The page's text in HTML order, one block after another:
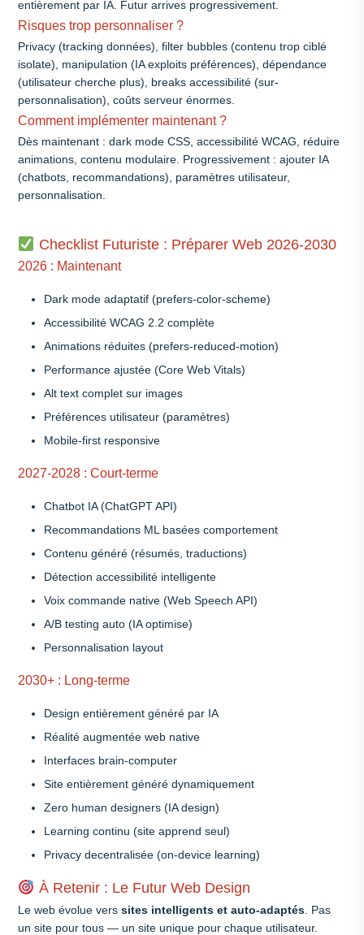
entièrement par IA. Futur arrives progressivement.
Risques trop personnaliser ?
Privacy (tracking données), filter bubbles (contenu trop ciblé
isolate), manipulation (IA exploits préférences), dépendance
(utilisateur cherche plus), breaks accessibilité (sur-
personnalisation), coûts serveur énormes.
Comment implémenter maintenant ?
Dès maintenant : dark mode CSS, accessibilité WCAG, réduire
animations, contenu modulaire. Progressivement : ajouter IA
(chatbots, recommandations), paramètres utilisateur,
personnalisation.
Checklist Futuriste : Préparer Web 2026-2030
2026 : Maintenant
Dark mode adaptatif (prefers-color-scheme)
Accessibilité WCAG 2.2 complète
Animations réduites (prefers-reduced-motion)
Performance ajustée (Core Web Vitals)
Alt text complet sur images
Préférences utilisateur (paramètres)
Mobile-first responsive
2027-2028 : Court-terme
Chatbot IA (ChatGPT API)
Recommandations ML basées comportement
Contenu généré (résumés, traductions)
Détection accessibilité intelligente
Voix commande native (Web Speech API)
A/B testing auto (IA optimise)
Personnalisation layout
2030+ : Long-terme
Design entièrement généré par IA
Réalité augmentée web native
Interfaces brain-computer
Site entièrement généré dynamiquement
Zero human designers (IA design)
Learning continu (site apprend seul)
Privacy decentralisée (on-device learning)
À Retenir : Le Futur Web Design
Le web évolue vers sites intelligents et auto-adaptés . Pas
un site pour tous — un site unique pour chaque utilisateur.